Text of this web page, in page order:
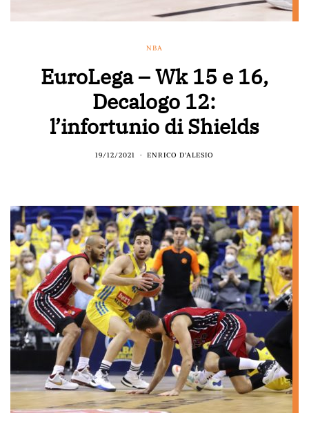
NBA
EuroLega – Wk 15 e 16,
Decalogo 12:
l’infortunio di Shields
19/12/2021 ENRICO D'ALESIO